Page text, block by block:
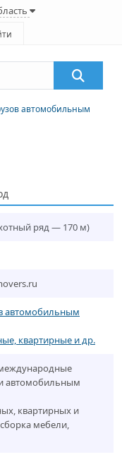
автомобильным
ряд — 170 м)
автомобильным
квартирные и др.
автомобильным
квартирных и
мебели,